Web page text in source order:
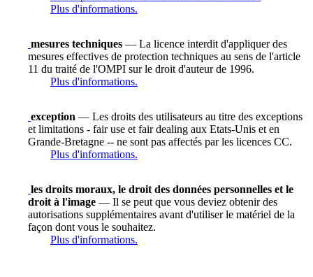
Plus d'informations.
mesures techniques — La licence interdit d'appliquer des
mesures effectives de protection techniques au sens de l'article
11 du traité de l'OMPI sur le droit d'auteur de 1996.
Plus d'informations.
exception — Les droits des utilisateurs au titre des exceptions
et limitations - fair use et fair dealing aux Etats-Unis et en
Grande-Bretagne -- ne sont pas affectés par les licences CC.
Plus d'informations.
les droits moraux, le droit des données personnelles et le
droit à l'image — Il se peut que vous deviez obtenir des
autorisations supplémentaires avant d'utiliser le matériel de la
façon dont vous le souhaitez.
Plus d'informations.